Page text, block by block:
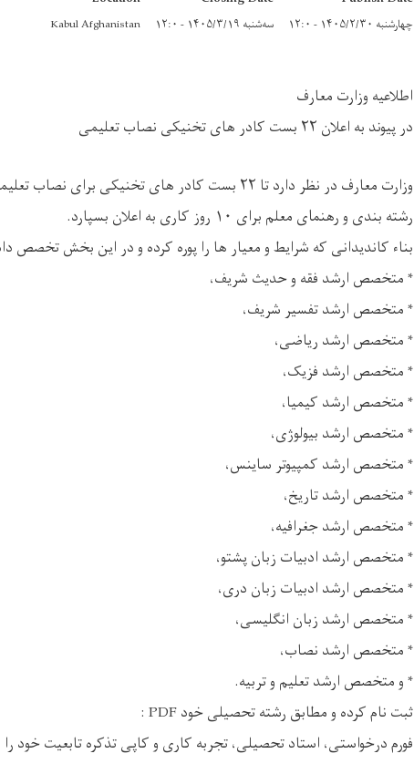
چهارشنبه ۱۴۰۵/۲/۳۰ - ۱۲:۰ سه‌شنبه ۱۴۰۵/۳/۱۹ - ۱۲:۰ Kabul Afghanistan
اطلاعیه وزارت معارف
در پیوند به اعلان ۲۲ بست کادر های تخنیکی نصاب تعلیمی
وزارت معارف در نظر دارد تا ۲۲ بست کادر های
رشته بندی و رهنمای معلم برای ۱۰ روز کاری به اعلان بسپارد.
بناء کاندیدانی که شرایط و معیار ها را پوره کرده و در این بخش تخصص
* متخصص ارشد فقه و حدیث شریف،
* متخصص ارشد تفسیر شریف،
* متخصص ارشد ریاضی،
* متخصص ارشد فزیک،
* متخصص ارشد کیمیا،
* متخصص ارشد بیولوژی،
* متخصص ارشد کمپیوتر ساینس،
* متخصص ارشد تاریخ،
* متخصص ارشد جغرافیه،
* متخصص ارشد ادبیات زبان پشتو،
* متخصص ارشد ادبیات زبان دری،
* متخصص ارشد زبان انگلیسی،
* متخصص ارشد نصاب،
* و متخصص ارشد تعلیم و تربیه.
ثبت نام کرده و مطابق رشته تحصیلی خود PDF :
فورم درخواستی، استاد تحصیلی، تجربه کاری و کاپی تذکره تابعیت خود